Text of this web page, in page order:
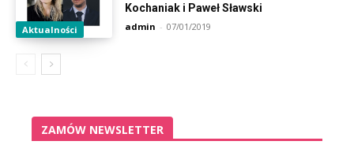
Aktualności
Kochaniak i Paweł Sławski
admin - 07/01/2019
ZAMÓW NEWSLETTER